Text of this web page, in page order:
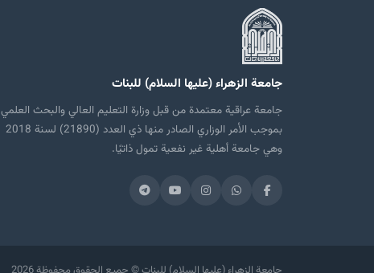
جامعة الزهراء (عليها السلام) للبنات
جامعة عراقية معتمدة من قبل وزارة التعليم العالي والبحث العلمي
بموجب الأمر الوزاري الصادر منها ذي العدد (21890) لسنة 2018
وهي جامعة أهلية غير نفعية تمول ذاتيًا.